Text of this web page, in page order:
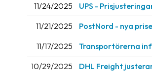
11/24/2025 UPS -
11/21/2025 PostNord - nya
11/17/2025 Transportörerna
10/29/2025 DHL Freight